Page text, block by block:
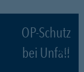
OP-Schutz
bei Unfall